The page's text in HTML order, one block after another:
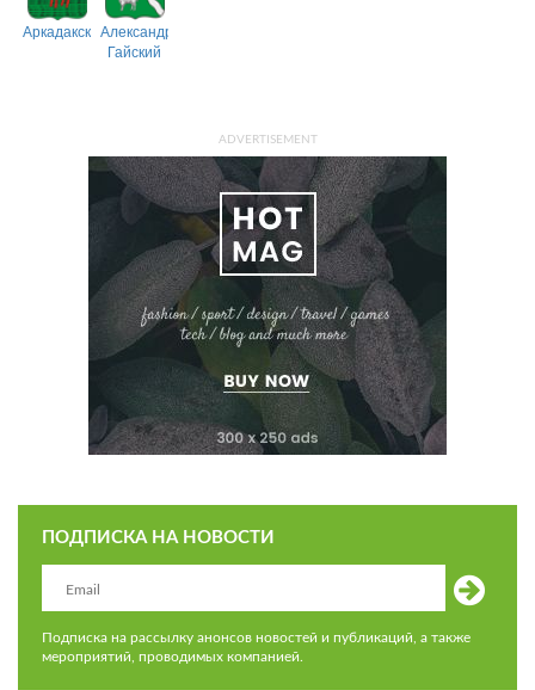
АркадакскийАлександрово-
Гайский
ADVERTISEMENT
ПОДПИСКА НА НОВОСТИ
Подписка на рассылку анонсов новостей и публикаций, а также
мероприятий, проводимых компанией.